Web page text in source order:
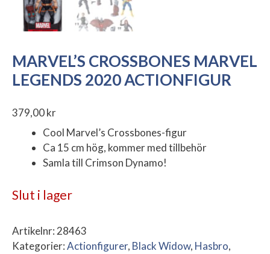
MARVEL’S CROSSBONES MARVEL
LEGENDS 2020 ACTIONFIGUR
379,00kr
Cool Marvel’s Crossbones-figur
Ca 15 cm hög, kommer med tillbehör
Samla till Crimson Dynamo!
Slut i lager
Artikelnr:28463
Kategorier:Actionfigurer, Black Widow, Hasbro,